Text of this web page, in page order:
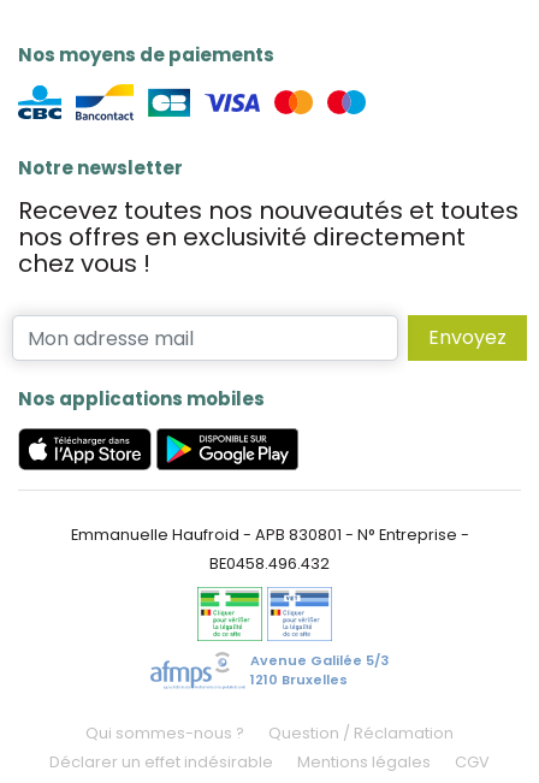
Nos moyens de paiements
Notre newsletter
Recevez toutes nos nouveautés et toutes
nos offres en exclusivité directement
chez vous !
Envoyez
Nos applications mobiles
Emmanuelle Haufroid - APB 830801 - N° Entreprise -
BE0458.496.432
Avenue Galilée 5/3
1210 Bruxelles
Qui sommes-nous ?
Question / Réclamation
Déclarer un effet indésirable
Mentions légales
CGV